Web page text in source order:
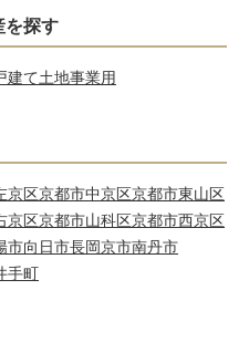
を探す
建て土地事業用
京区京都市中京区京都市東山区
京区京都市山科区京都市西京区
市向日市長岡京市南丹市
手町